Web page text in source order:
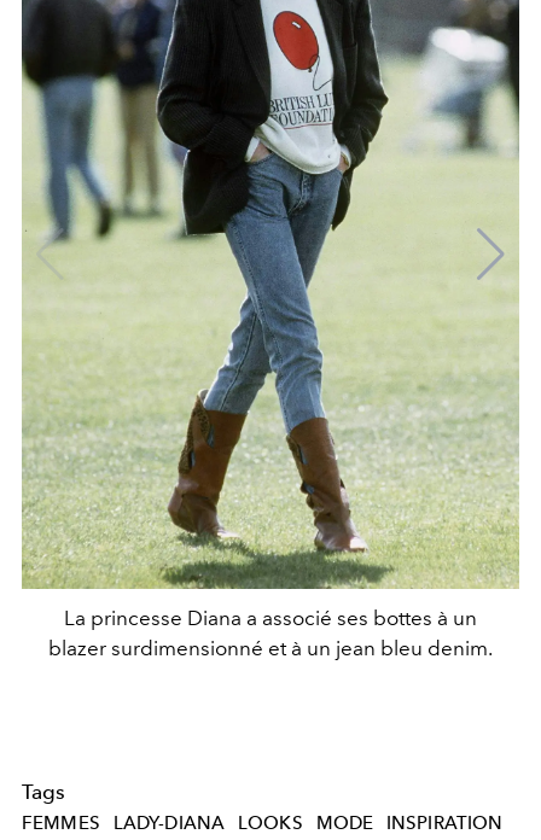
La princesse Diana a associé ses bottes à un
blazer surdimensionné et à un jean bleu denim.
Tags
FEMMES LADY-DIANA LOOKS MODE INSPIRATION